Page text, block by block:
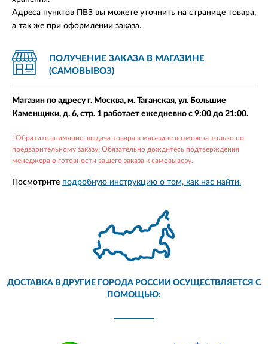
Адреса пунктов ПВЗ вы можете уточнить на странице товара,
а так же при оформлении заказа.
ПОЛУЧЕНИЕ ЗАКАЗА В МАГАЗИНЕ
(САМОВЫВОЗ)
Магазин по адресу г. Москва, м. Таганская, ул. Большие
Каменщики, д. 6, стр. 1 работает ежедневно с 9:00 до 21:00.
! Обратите внимание, выдача товара в магазине возможна только по
предварительному заказу! Обязательно дождитесь подтверждения
менеджера о готовности вашего заказа к самовывозу.
Посмотрите подробную инструкцию о том, как нас найти.
ДОСТАВКА В ДРУГИЕ ГОРОДА РОССИИ ОСУЩЕСТВЛЯЕТСЯ С
ПОМОЩЬЮ: